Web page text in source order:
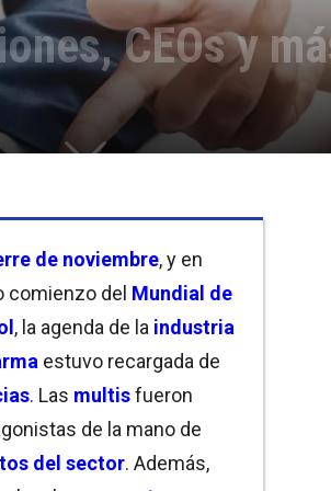
CEOs y
de noviembre, y en
comienzo del Mundial de
, la agenda de la industria
estuvo recargada de
. Las multisfueron
de la mano de
del sector. Además,